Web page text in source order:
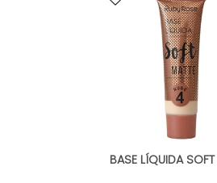
BASE LÍQUIDA SOFT